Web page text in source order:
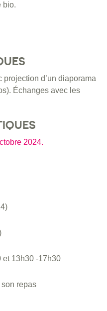
bio.
d’un diaporama
Échanges avec les
2024.
et 13h30 -17h30
repas